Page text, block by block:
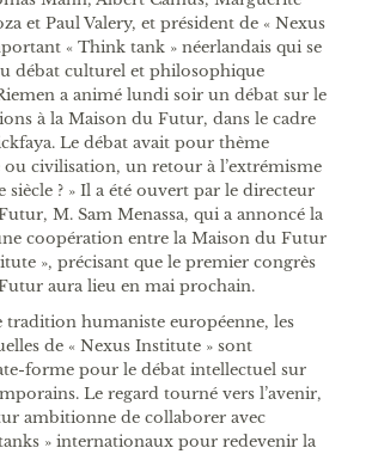
et Paul Valery, et président de « Nexus
« Think tank » néerlandais qui se
débat culturel et philosophique
a animé lundi soir un débat sur le
à la Maison du Futur, dans le cadre
Le débat avait pour thème
ou civilisation, un retour à l’extrémisme
? » Il a été ouvert par le directeur
M. Sam Menassa, qui a annoncé la
coopération entre la Maison du Futur
», précisant que le premier congrès
aura lieu en mai prochain.
tradition humaniste européenne, les
de « Nexus Institute » sont
forme pour le débat intellectuel sur
Le regard tourné vers l’avenir,
ambitionne de collaborer avec
» internationaux pour redevenir la